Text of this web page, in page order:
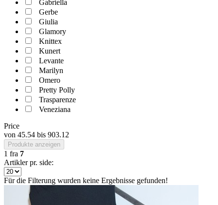
Gabriella
Gerbe
Giulia
Glamory
Knittex
Kunert
Levante
Marilyn
Omero
Pretty Polly
Trasparenze
Veneziana
Price
von 45.54 bis 903.12
Produkte anzeigen
1 fra 7
Artikler pr. side:
Für die Filterung wurden keine Ergebnisse gefunden!